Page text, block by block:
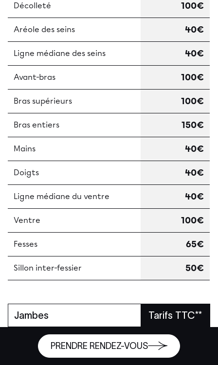
Décolleté 100€
Aréole des seins 40€
Ligne médiane des seins 40€
Avant-bras 100€
Bras supérieurs 100€
Bras entiers 150€
Mains 40€
Doigts 40€
Ligne médiane du ventre 40€
Ventre 100€
Fesses 65€
Sillon inter-fessier 50€
Jambes Tarifs TTC**
Cuisses
PRENDRE RENDEZ-VOUS